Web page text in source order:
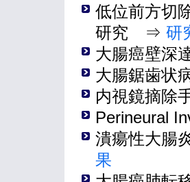
低位前方切
研究 ⇒ 研
大腸癌壁深
大腸鋸歯
内視鏡摘
Perineural
潰瘍性大腸
果